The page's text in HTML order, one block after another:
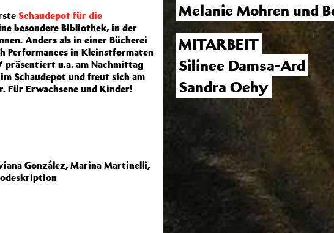
Schaudepot für die
besondere Bibliothek, in der
Anders als in einer Bücherei
Performances in Kleinstformaten
präsentiert u.a. am Nachmittag
Schaudepot und freut sich am
Für Erwachsene und Kinder!
González, Marina Martinelli,
Melanie Mohren und
MITARBEIT
Silinee Damsa-Ard
Sandra Oehy